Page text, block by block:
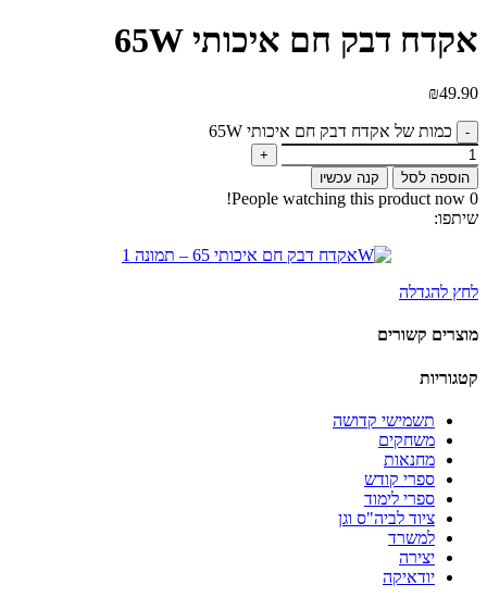
אקדח דבק חם איכותי 65W
₪49.90
כמות של אקדח דבק חם איכותי 65W
הוספה לסל קנה עכשיו
0
People watching this product now!
שיתפו:
לחץ להגדלה
מוצרים קשורים
קטגוריות
תשמישי קדושה
משחקים
מחנאות
ספרי קודש
ספרי לימוד
ציוד לביה"ס וגן
למשרד
יצירה
יודאיקה